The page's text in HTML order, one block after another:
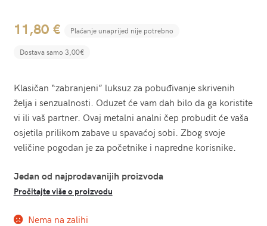
11,80 € Plaćanje unaprijed nije potrebno
Dostava samo 3,00€
Klasičan “zabranjeni” luksuz za pobuđivanje skrivenih
želja i senzualnosti. Oduzet će vam dah bilo da ga koristite
vi ili vaš partner. Ovaj metalni analni čep probudit će vaša
osjetila prilikom zabave u spavaćoj sobi. Zbog svoje
veličine pogodan je za početnike i napredne korisnike.
Jedan od najprodavanijih proizvoda
Pročitajte više o proizvodu
Nema na zalihi